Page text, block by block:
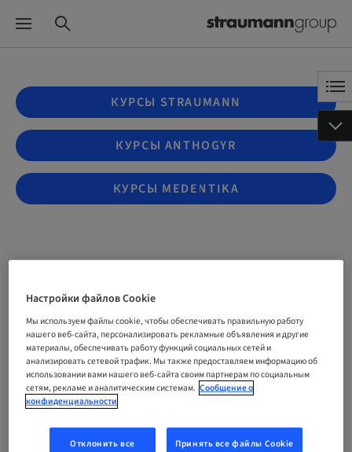
КУРСЫ STRAUMANN
КУРСЫ ANTHOGYR
КУРСЫ MEDENTIKA
EP09 - The basis for the
immediate full-arch
protocol: Separating fact
from fiction
По требованию | Online
Настройки файлов Cookie
Мы используем файлы cookie, чтобы обеспечивать правильную работу
нашего веб-сайта, персонализировать рекламные объявления и другие
материалы, обеспечивать работу функций социальных сетей и
анализировать сетевой трафик. Мы также предоставляем информацию об
использовании вами нашего веб-сайта своим партнерам по социальным
сетям, рекламе и аналитическим системам. Сообщение о
конфиденциальности
Отклонить все Принять все файлы Cookie